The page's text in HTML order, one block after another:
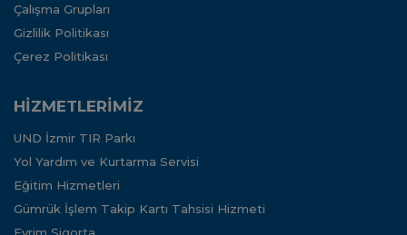
Çalışma Grupları
Gizlilik Politikası
Çerez Politikası
HİZMETLERİMİZ
UND İzmir TIR Parkı
Yol Yardım ve Kurtarma Servisi
Eğitim Hizmetleri
Gümrük İşlem Takip Kartı Tahsisi Hizmeti
Evrim Sigorta